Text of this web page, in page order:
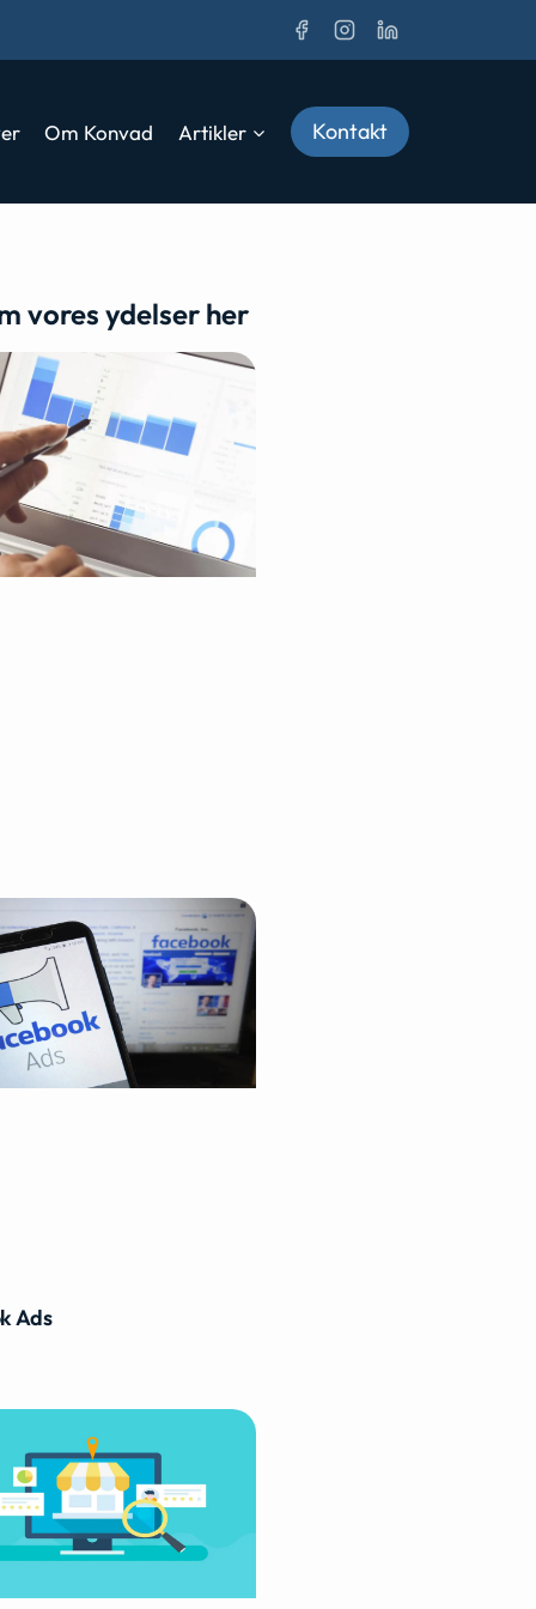
Om Konvad Artikler Kontakt
vores ydelser her
Ads